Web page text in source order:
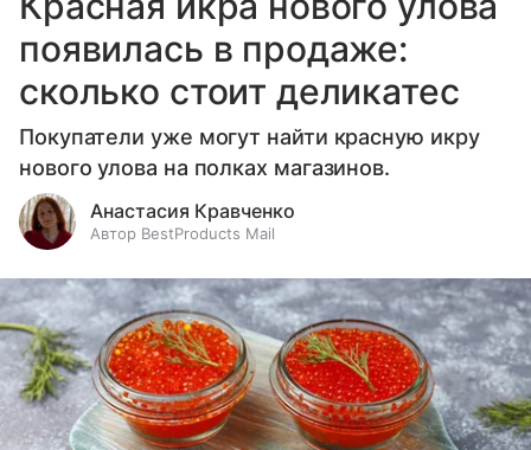
появилась в продаже:
сколько стоит деликатес
Покупатели уже могут найти красную икру
нового улова на полках магазинов.
Анастасия Кравченко
Автор BestProducts Mail